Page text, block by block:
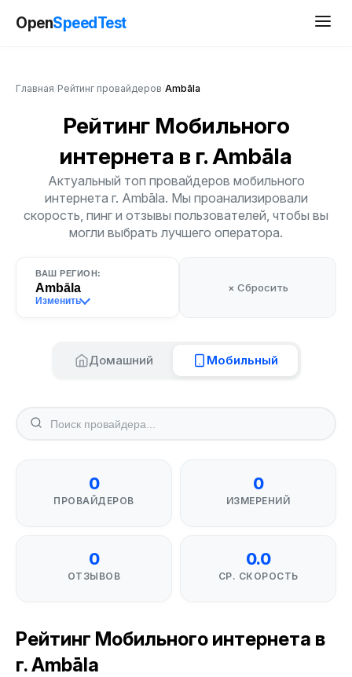
OpenSpeedTest
Главная Рейтинг провайдеров Ambāla
Рейтинг Мобильного
интернета в г. Ambāla
Актуальный топ провайдеров мобильного
интернета г. Ambāla. Мы проанализировали
скорость, пинг и отзывы пользователей, чтобы вы
могли выбрать лучшего оператора.
ВАШ РЕГИОН:
Ambāla
Изменить
× Сбросить
Домашний Мобильный
0
ПРОВАЙДЕРОВ
0
ИЗМЕРЕНИЙ
0
ОТЗЫВОВ
0.0
СР. СКОРОСТЬ
Рейтинг Мобильного интернета в
г. Ambāla